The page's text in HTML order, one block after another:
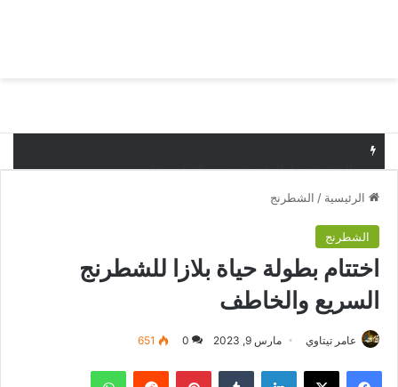
الرئيسية / الشطرنج
الشطرنج
اختتام بطولة حياة بلازا للشطرنج
السريع والخاطف
عامر تيتاوي مارس 9, 2023 0
651
فيسبوك ‫X لينكدإن بينتيريست واتساب